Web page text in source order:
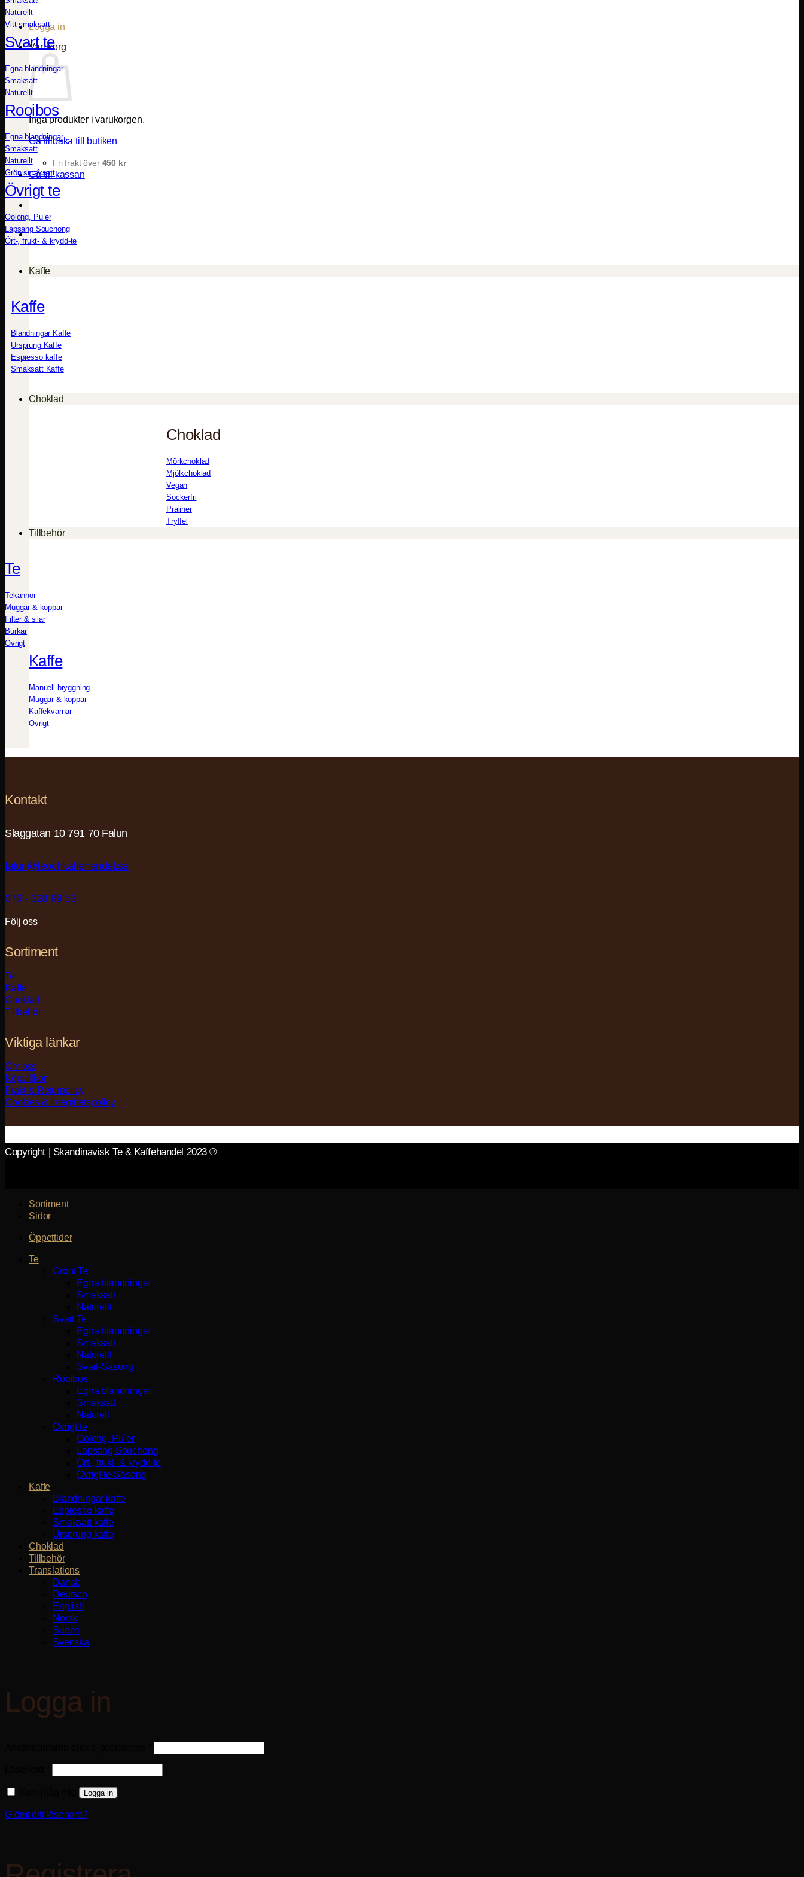
Logga in
Varukorg
Inga produkter i varukorgen.
Gå tillbaka till butiken
Fri frakt över 450 kr
Gå till kassan
Naturellt
Vitt smaksatt
Svart te
Egna blandningar
Smaksatt
Naturellt
Rooibos
Egna blandningar
Smaksatt
Naturellt
Grön smaksatt
Övrigt te
Oolong, Pu`er
Lapsang Souchong
Ört-, frukt- & krydd-te
Kaffe
Kaffe
Blandningar Kaffe
Ursprung Kaffe
Espresso kaffe
Smaksatt Kaffe
Choklad
Choklad
Mörkchoklad
Mjölkchoklad
Vegan
Sockerfri
Praliner
Tryffel
Tillbehör
Te
Tekannor
Muggar & koppar
Filter & silar
Burkar
Övrigt
Kaffe
Manuell bryggning
Muggar & koppar
Kaffekvarnar
Övrigt
Kontakt
Slaggatan 10 791 70 Falun
falun@teochkaffehandel.se
076 - 328 99 53
Följ oss
Sortiment
Te
Kaffe
Choklad
Tillbehör
Viktiga länkar
Om oss
Köpvillkor
Frakt & Returpolicy
Cookies & Integritetspolicy
Copyright | Skandinavisk Te & Kaffehandel 2023 ®
Sortiment
Sidor
Öppettider
Te
Grönt Te
Egna blandningar
Smaksatt
Naturellt
Svart Te
Egna blandningar
Smaksatt
Naturellt
Svart-Säsong
Rooibos
Egna blandningar
Smaksatt
Naturell
Övrigt te
Oolong, Pu`er
Lapsang Souchong
Ört-, frukt- & krydd-te
Övrigt te-Säsong
Kaffe
Blandningar kaffe
Espresso kaffe
Smaksatt kaffe
Ursprung kaffe
Choklad
Tillbehör
Translations
Dansk
Deutsch
English
Norsk
Suomi
Svenska
Logga in
Logga in
Glömt ditt lösenord?